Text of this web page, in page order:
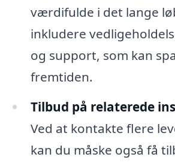
værdifulde i det lange
inkludere
og support, som kan
fremtiden.
Tilbud på relaterede
Ved at kontakte flere
kan du måske også få